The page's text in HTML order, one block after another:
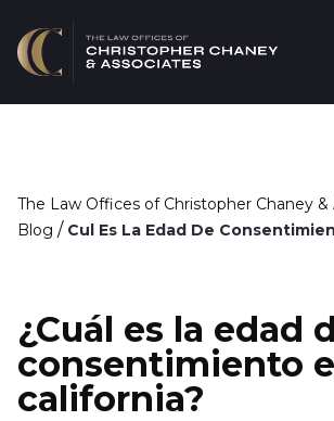
The Law Offices of Christopher Chaney &
Blog / Cul Es La Edad De
¿Cuál es la edad
consentimiento
california?